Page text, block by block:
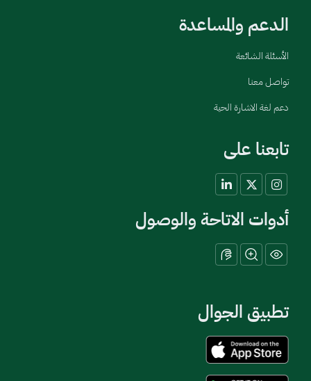
الدعم والمساعدة
الأسئلة الشائعة
تواصل معنا
دعم لغة الاشارة الحية
تابعنا على
أدوات الاتاحة والوصول
تطبيق الجوال